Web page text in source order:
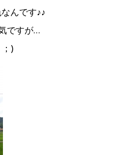
んです♪♪
ですが…
)